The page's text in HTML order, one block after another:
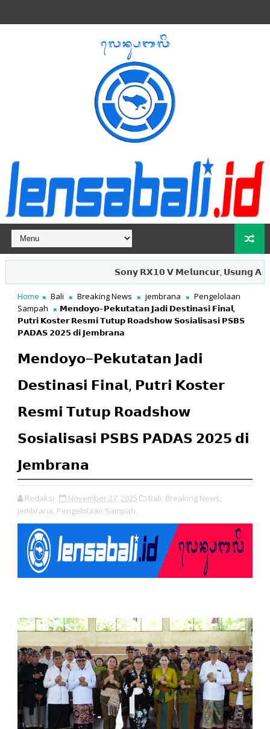
𝗦𝗼𝗻𝘆 𝗥𝗫𝟭𝟬 𝗩 𝗠𝗲𝗹𝘂𝗻𝗰𝘂𝗿, 𝗨𝘀𝘂𝗻𝗴
Home Bali Breaking News jembrana
Pengelolaan
Sampah
𝗠𝗲𝗻𝗱𝗼𝘆𝗼–𝗣𝗲𝗸𝘂𝘁𝗮𝘁𝗮𝗻 𝗝𝗮𝗱𝗶 𝗗𝗲𝘀𝘁𝗶𝗻𝗮𝘀𝗶 𝗙𝗶𝗻𝗮𝗹,
𝗣𝘂𝘁𝗿𝗶 𝗞𝗼𝘀𝘁𝗲𝗿 𝗥𝗲𝘀𝗺𝗶 𝗧𝘂𝘁𝘂𝗽 𝗥𝗼𝗮𝗱𝘀𝗵𝗼𝘄 𝗦𝗼𝘀𝗶𝗮𝗹𝗶𝘀𝗮𝘀𝗶 𝗣𝗦𝗕𝗦
𝗣𝗔𝗗𝗔𝗦 𝟮𝟬𝟮𝟱 𝗱𝗶 𝗝𝗲𝗺𝗯𝗿𝗮𝗻𝗮
𝗠𝗲𝗻𝗱𝗼𝘆𝗼–𝗣𝗲𝗸𝘂𝘁𝗮𝘁𝗮𝗻 𝗝𝗮𝗱𝗶
𝗗𝗲𝘀𝘁𝗶𝗻𝗮𝘀𝗶 𝗙𝗶𝗻𝗮𝗹, 𝗣𝘂𝘁𝗿𝗶 𝗞𝗼𝘀𝘁𝗲𝗿
𝗥𝗲𝘀𝗺𝗶 𝗧𝘂𝘁𝘂𝗽 𝗥𝗼𝗮𝗱𝘀𝗵𝗼𝘄
𝗦𝗼𝘀𝗶𝗮𝗹𝗶𝘀𝗮𝘀𝗶 𝗣𝗦𝗕𝗦 𝗣𝗔𝗗𝗔𝗦 𝟮𝟬𝟮𝟱 𝗱𝗶
𝗝𝗲𝗺𝗯𝗿𝗮𝗻𝗮
Redaksi November 27, 2025 Bali, Breaking News,
jembrana, Pengelolaan Sampah,